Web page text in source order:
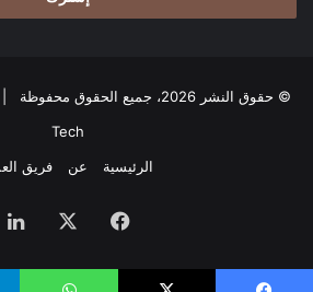
© حقوق النشر 2026، جميع الحقوق محفوظة | تصميم
Tech
الرئيسية
عن فريق
فيسبوك